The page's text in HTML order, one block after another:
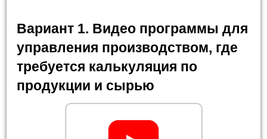
Вариант 1. Видео программы для
управления производством, где
требуется калькуляция по
продукции и сырью